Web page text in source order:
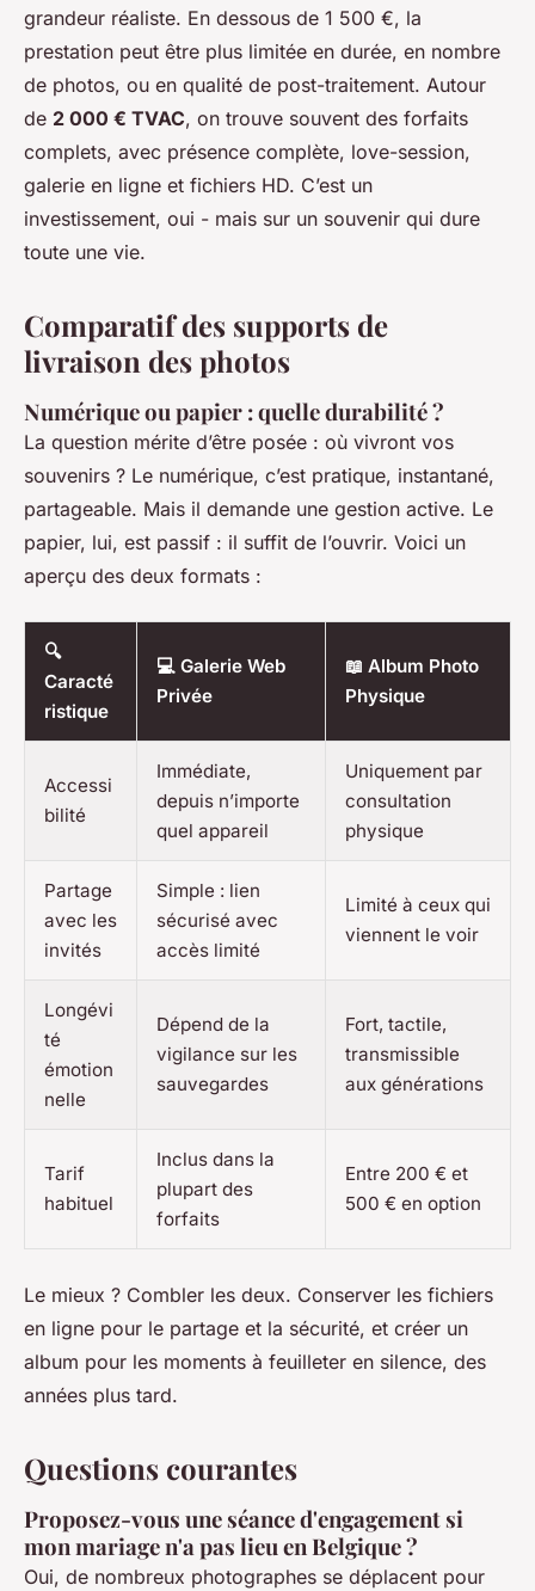
grandeur réaliste. En dessous de 1 500 €, la
prestation peut être plus limitée en durée, en nombre
de photos, ou en qualité de post-traitement. Autour
de 2 000 € TVAC, on trouve souvent des forfaits
complets, avec présence complète, love-session,
galerie en ligne et fichiers HD. C’est un
investissement, oui - mais sur un souvenir qui dure
toute une vie.
Comparatif des supports de
livraison des photos
Numérique ou papier : quelle durabilité ?
La question mérite d’être posée : où vivront vos
souvenirs ? Le numérique, c’est pratique, instantané,
partageable. Mais il demande une gestion active. Le
papier, lui, est passif : il suffit de l’ouvrir. Voici un
aperçu des deux formats :
🔍
Caracté
ristique
💻 Galerie Web
Privée
📖 Album Photo
Physique
Accessi
bilité
Immédiate,
depuis n’importe
quel appareil
Uniquement par
consultation
physique
Partage
avec les
invités
Simple : lien
sécurisé avec
accès limité
Limité à ceux qui
viennent le voir
Longévi
té
émotion
nelle
Dépend de la
vigilance sur les
sauvegardes
Fort, tactile,
transmissible
aux générations
Tarif
habituel
Inclus dans la
plupart des
forfaits
Entre 200 € et
500 € en option
Le mieux ? Combler les deux. Conserver les fichiers
en ligne pour le partage et la sécurité, et créer un
album pour les moments à feuilleter en silence, des
années plus tard.
Questions courantes
Proposez-vous une séance d'engagement si
mon mariage n'a pas lieu en Belgique ?
Oui, de nombreux photographes se déplacent pour